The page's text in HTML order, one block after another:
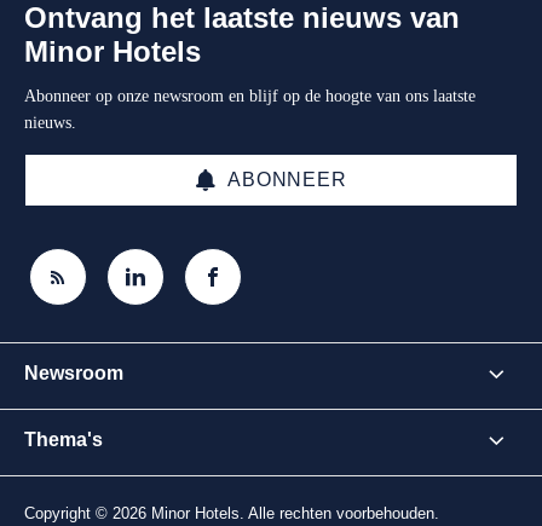
Ontvang het laatste nieuws van
Minor Hotels
Abonneer op onze newsroom en blijf op de hoogte van ons laatste
nieuws.
ABONNEER
Newsroom
Thema's
Copyright © 2026 Minor Hotels. Alle rechten voorbehouden.